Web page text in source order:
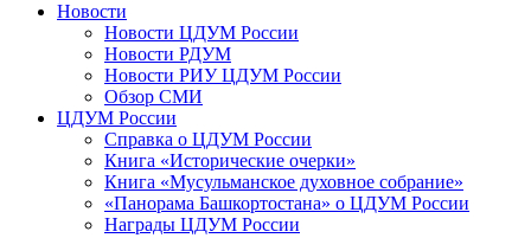
Новости
Новости ЦДУМ России
Новости РДУМ
Новости РИУ ЦДУМ России
Обзор СМИ
ЦДУМ России
Справка о ЦДУМ России
Книга «Исторические очерки»
Книга «Мусульманское духовное собрание»
«Панорама Башкортостана» о ЦДУМ России
Награды ЦДУМ России